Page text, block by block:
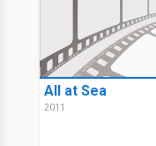
All at Sea
2011